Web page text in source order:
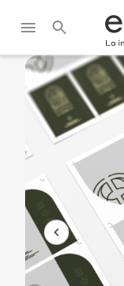
Exaprint/
pliego